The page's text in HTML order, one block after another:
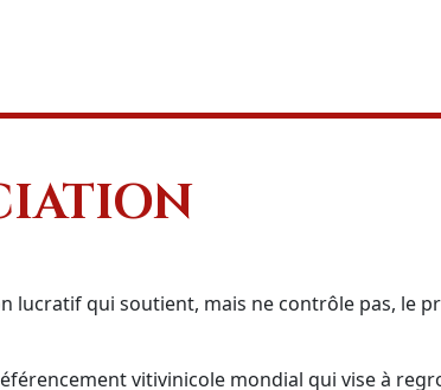
lucratif qui soutient, mais ne contrôle pas, le
vitivinicole mondial qui vise à